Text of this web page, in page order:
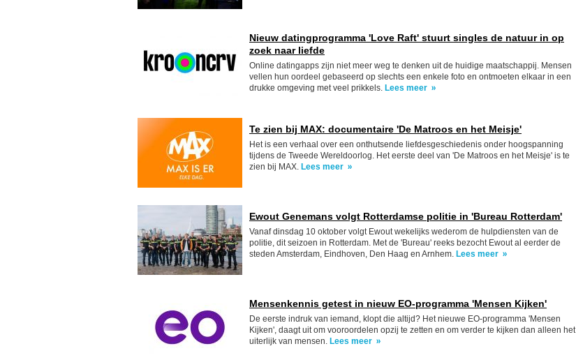
Nieuw datingprogramma 'Love Raft' stuurt singles de natuur in op
zoek naar liefde
Online datingapps zijn niet meer weg te denken uit de huidige maatschappij. Mensen
vellen hun oordeel gebaseerd op slechts een enkele foto en ontmoeten elkaar in een
drukke omgeving met veel prikkels. Lees meer
Te zien bij MAX: documentaire 'De Matroos en het Meisje'
Het is een verhaal over een onthutsende liefdesgeschiedenis onder hoogspanning
tijdens de Tweede Wereldoorlog. Het eerste deel van 'De Matroos en het Meisje' is te
zien bij MAX. Lees meer
Ewout Genemans volgt Rotterdamse politie in 'Bureau Rotterdam'
Vanaf dinsdag 10 oktober volgt Ewout wekelijks wederom de hulpdiensten van de
politie, dit seizoen in Rotterdam. Met de 'Bureau' reeks bezocht Ewout al eerder de
steden Amsterdam, Eindhoven, Den Haag en Arnhem. Lees meer
Mensenkennis getest in nieuw EO-programma 'Mensen Kijken'
De eerste indruk van iemand, klopt die altijd? Het nieuwe EO-programma 'Mensen
Kijken', daagt uit om vooroordelen opzij te zetten en om verder te kijken dan alleen het
uiterlijk van mensen. Lees meer